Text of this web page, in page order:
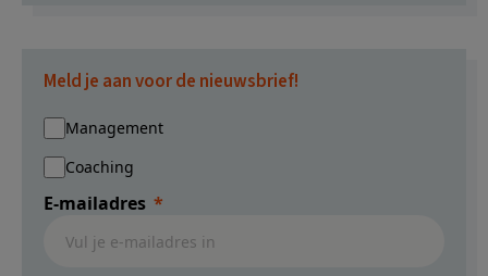
Meld je aan voor de nieuwsbrief!
Management
Coaching
E-mailadres